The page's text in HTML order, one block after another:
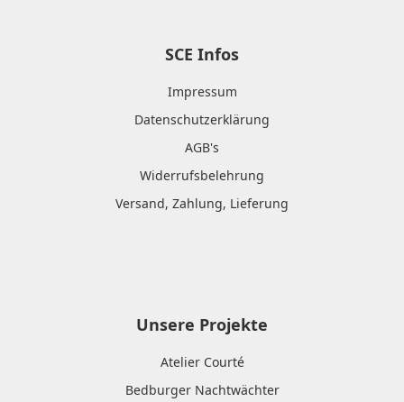
SCE Infos
Impressum
Datenschutzerklärung
AGB's
Widerrufsbelehrung
Versand, Zahlung, Lieferung
Unsere Projekte
Atelier Courté
Bedburger Nachtwächter